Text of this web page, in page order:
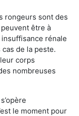
rongeurs sont des
être à
rénale
de la peste.
corps
nombreuses
le moment pour